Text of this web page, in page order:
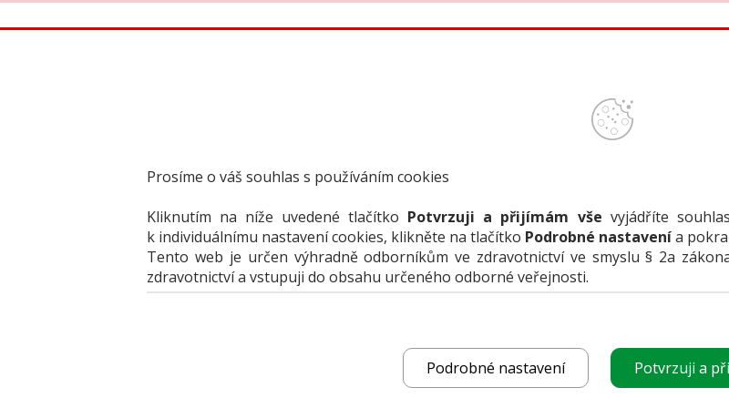
Přehledy produktů
Vložit inzerát Jak portál funguje
Prosíme o váš souhlas s používáním cookies
Kliknutím na níže uvedené tlačítko Potvrzuji a přijímám vše vyjádříte
k individuálnímu nastavení cookies, klikněte na tlačítko Podrobné nastavenía
Tento web je určen výhradně odborníkům ve zdravotnictví ve smyslu § 2a
zdravotnictví a vstupuji do obsahu určeného odborné veřejnosti.
Podrobné nastavení Potvrzuji a